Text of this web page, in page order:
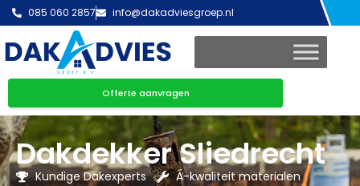
085 060 2857 info@dakadviesgroep.nl
Offerte aanvragen
Dakdekker Sliedrecht
Kundige Dakexperts
A-kwaliteit materialen